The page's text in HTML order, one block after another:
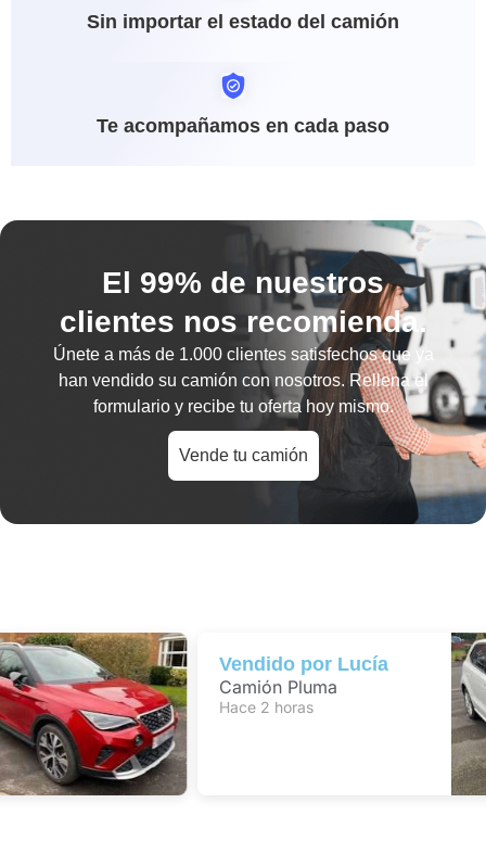
Sin importar el estado del camión
Te acompañamos en cada paso
El 99% de nuestros
clientes nos recomienda.
Únete a más de 1.000 clientes satisfechosque ya
han vendido su camión con nosotros. Rellena el
formulario y recibe tu oferta hoy mismo.
Vende tu camión
Vendido porLucía
Camión Pluma
Hace 2 horas